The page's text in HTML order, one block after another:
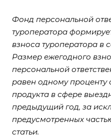
Фонд персональной
туроператора
взноса туроператора в
Размер ежегодного
персональной
равен одному проценту
продукта в сфере
предыдущий год, за
предусмотренных
статьи.